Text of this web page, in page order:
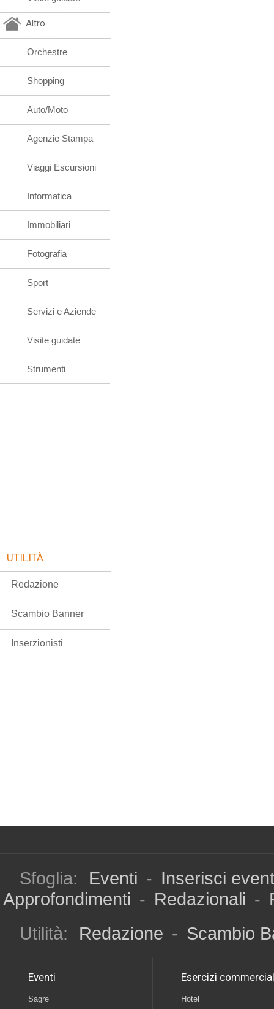
Altro
Orchestre
Shopping
Auto/Moto
Agenzie Stampa
Viaggi Escursioni
Informatica
Immobiliari
Fotografia
Sport
Servizi e Aziende
Visite guidate
Strumenti
UTILITÀ:
Redazione
Scambio Banner
Inserzionisti
Sfoglia: Eventi - Inserisci
Approfondimenti - Redazionali -
Utilità:
Redazione - Scambio
Eventi
Sagre
Esercizi
Hotel